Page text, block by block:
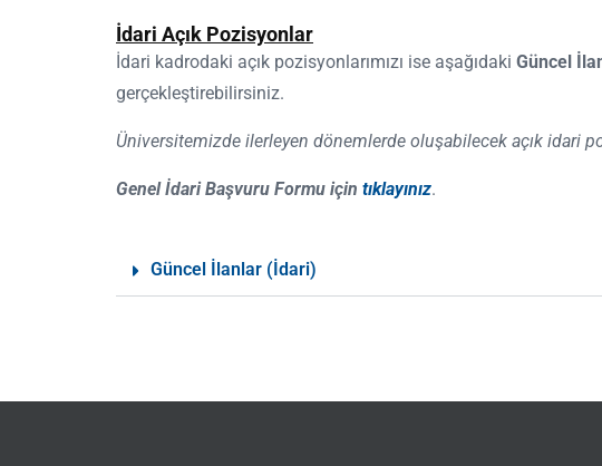
İdari Açık Pozisyonlar
İdari kadrodaki açık pozisyonlarımızı ise aşağıdaki Güncel
gerçekleştirebilirsiniz.
Üniversitemizde ilerleyen dönemlerde oluşabilecek açık idari
Genel İdari Başvuru Formu için tıklayınız.
Güncel İlanlar (İdari)